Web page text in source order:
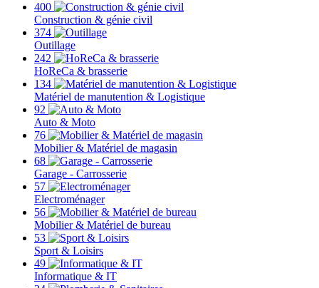
400
Construction & génie civil
374
Outillage
242
HoReCa & brasserie
134
Matériel de manutention & Logistique
92
Auto & Moto
76
Mobilier & Matériel de magasin
68
Garage - Carrosserie
57
Electroménager
56
Mobilier & Matériel de bureau
53
Sport & Loisirs
49
Informatique & IT